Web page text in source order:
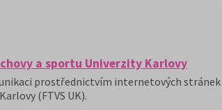
a sportu Univerzity Karlovy
prostřednictvím internetových
(FTVS UK).